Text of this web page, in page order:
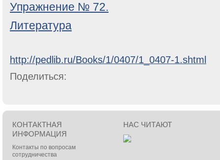
Упражнение № 72.
Литература
http://pedlib.ru/Books/1/0407/1_0407-1.shtml
Поделиться:
КОНТАКТНАЯ
ИНФОРМАЦИЯ
Контакты по вопросам
сотрудничества
НАС ЧИТАЮТ